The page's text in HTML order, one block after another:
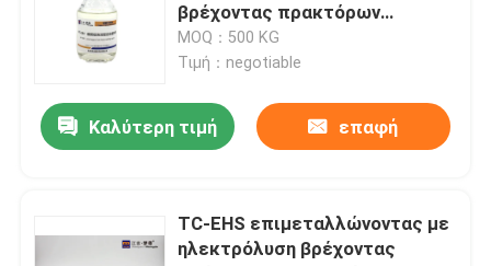
βρέχοντας πρακτόρων
συγκέντρωσης υγρός
MOQ：500 KG
Τιμή：negotiable
Καλύτερη τιμή επαφή
TC-EHS επιμεταλλώνοντας με
ηλεκτρόλυση βρέχοντας